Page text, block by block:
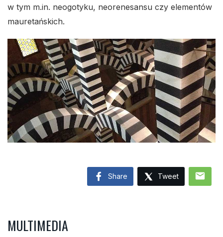
w tym m.in. neogotyku, neorenesansu czy elementów
mauretańskich.
Share Tweet mail
MULTIMEDIA